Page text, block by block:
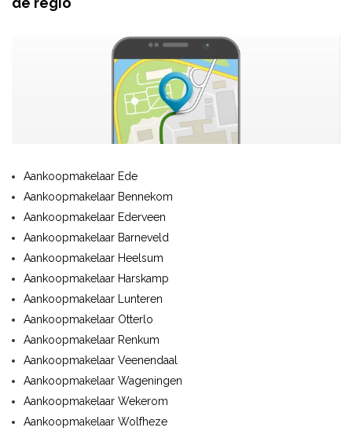
Aankoopmakelaar Ede
Aankoopmakelaar Bennekom
Aankoopmakelaar Ederveen
Aankoopmakelaar Barneveld
Aankoopmakelaar Heelsum
Aankoopmakelaar Harskamp
Aankoopmakelaar Lunteren
Aankoopmakelaar Otterlo
Aankoopmakelaar Renkum
Aankoopmakelaar Veenendaal
Aankoopmakelaar Wageningen
Aankoopmakelaar Wekerom
Aankoopmakelaar Wolfheze